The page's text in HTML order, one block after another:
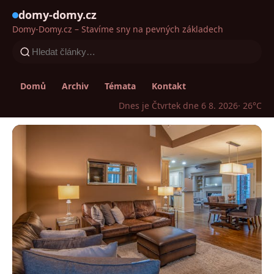
domy-domy.cz
Domy-Domy.cz – Stavíme sny na pevných základech
Domů Archiv Témata
Kontakt
Dnes je Čtvrtek dne 6 8. 2026· 26°C